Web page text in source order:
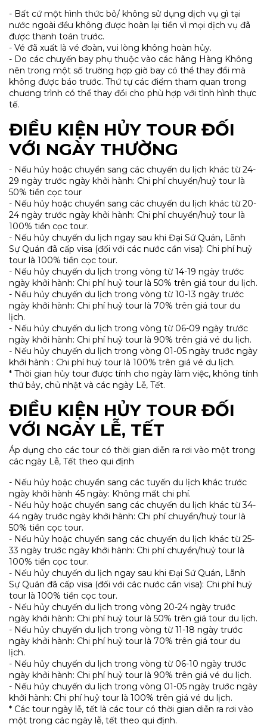
- Bất cứ một hình thức bỏ/ không sử dụng dịch vụ gì tại
nước ngoài đều không được hoàn lại tiền vì mọi dịch vụ đã
được thanh toán trước.
- Vé đã xuất là vé đoàn, vui lòng không hoàn hủy.
- Do các chuyến bay phụ thuộc vào các hãng Hàng Không
nên trong một số trường hợp giờ bay có thể thay đổi mà
không được báo trước. Thứ tự các điểm tham quan trong
chương trình có thể thay đổi cho phù hợp với tình hình thực
tế.
ĐIỀU KIỆN HỦY TOUR ĐỐI
VỚI NGÀY THƯỜNG
- Nếu hủy hoặc chuyển sang các chuyến du lịch khác từ 24-
29 ngày trước ngày khởi hành: Chi phí chuyển/huỷ tour là
50% tiền cọc tour
- Nếu hủy hoặc chuyển sang các chuyến du lịch khác từ 20-
24 ngày trước ngày khởi hành: Chi phí chuyển/huỷ tour là
100% tiền cọc tour.
- Nếu hủy chuyến du lịch ngay sau khi Đại Sứ Quán, Lãnh
Sự Quán đã cấp visa (đối với các nước cần visa): Chi phí huỷ
tour là 100% tiền cọc tour.
- Nếu hủy chuyến du lịch trong vòng từ 14-19 ngày trước
ngày khởi hành: Chi phí huỷ tour là 50% trên giá tour du lịch.
- Nếu hủy chuyến du lịch trong vòng từ 10-13 ngày trước
ngày khởi hành: Chi phí huỷ tour là 70% trên giá tour du
lịch.
- Nếu hủy chuyến du lịch trong vòng từ 06-09 ngày trước
ngày khởi hành: Chi phí huỷ tour là 90% trên giá vé du lịch.
- Nếu hủy chuyến du lịch trong vòng 01-05 ngày trước ngày
khởi hành : Chi phí huỷ tour là 100% trên giá vé du lịch.
* Thời gian hủy tour được tính cho ngày làm việc, không tính
thứ bảy, chủ nhật và các ngày Lễ, Tết.
ĐIỀU KIỆN HỦY TOUR ĐỐI
VỚI NGÀY LỄ, TẾT
Áp dụng cho các tour có thời gian diễn ra rơi vào một trong
các ngày Lễ, Tết theo qui định
- Nếu hủy hoặc chuyển sang các tuyến du lịch khác trước
ngày khởi hành 45 ngày: Không mất chi phí.
- Nếu hủy hoặc chuyển sang các chuyến du lịch khác từ 34-
44 ngày trước ngày khởi hành: Chi phí chuyển/huỷ tour là
50% tiền cọc tour.
- Nếu hủy hoặc chuyển sang các chuyến du lịch khác từ 25-
33 ngày trước ngày khởi hành: Chi phí chuyển/huỷ tour là
100% tiền cọc tour.
- Nếu hủy chuyến du lịch ngay sau khi Đại Sứ Quán, Lãnh
Sự Quán đã cấp visa (đối với các nước cần visa): Chi phí huỷ
tour là 100% tiền cọc tour.
- Nếu hủy chuyến du lịch trong vòng 20-24 ngày trước
ngày khởi hành: Chi phí huỷ tour là 50% trên giá tour du lịch.
- Nếu hủy chuyến du lịch trong vòng từ 11-18 ngày trước
ngày khởi hành: Chi phí huỷ tour là 70% trên giá tour du
lịch.
- Nếu hủy chuyến du lịch trong vòng từ 06-10 ngày trước
ngày khởi hành: Chi phí huỷ tour là 90% trên giá vé du lịch.
- Nếu hủy chuyến du lịch trong vòng 01-05 ngày trước ngày
khởi hành: Chi phí huỷ tour là 100% trên giá vé du lịch.
* Các tour ngày lễ, tết là các tour có thời gian diễn ra rơi vào
một trong các ngày lễ, tết theo qui định.